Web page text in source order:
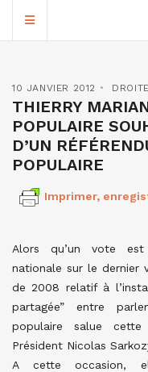
10 JANVIER 2012
THIERRY
POPULAIRE
D’UN
POPULAIRE
Imprimer,
Alors qu’un vote est
nationale sur le dernier
de 2008 relatif à
partagée” entre
populaire salue
Président Nicolas
A cette occasion,